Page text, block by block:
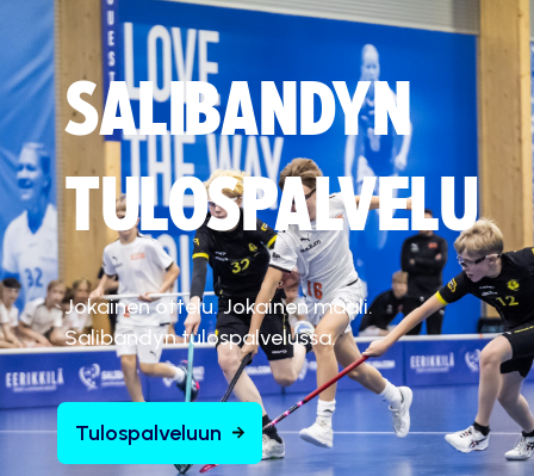
SALIBANDYN
TULOSPALVELU
Jokainen ottelu. Jokainen maali.
Salibandyn tulospalvelussa.
Tulospalveluun